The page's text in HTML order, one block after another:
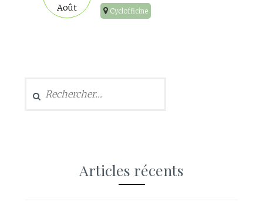
Août
Cyclofficine
Articles récents